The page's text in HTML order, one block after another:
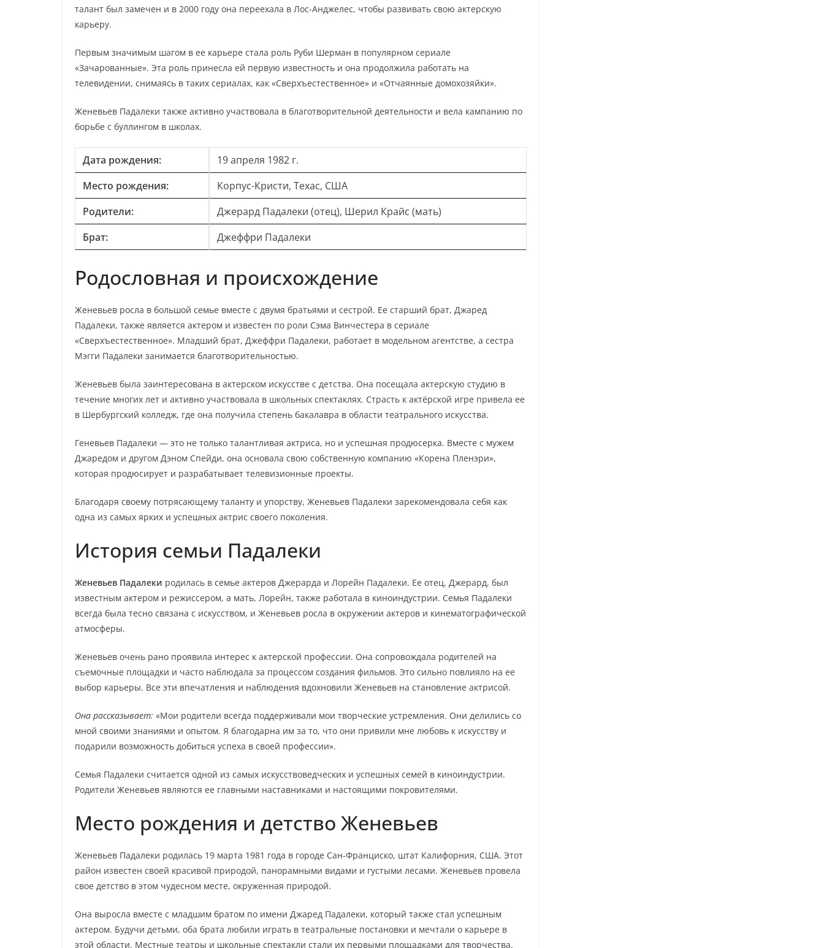
талант был замечен и в 2000 году она переехала в Лос-Анджелес, чтобы развивать свою актерскую
карьеру.
Первым значимым шагом в ее карьере стала роль Руби Шерман в популярном сериале
«Зачарованные». Эта роль принесла ей первую известность и она продолжила работать на
телевидении, снимаясь в таких сериалах, как «Сверхъестественное» и «Отчаянные домохозяйки».
Женевьев Падалеки также активно участвовала в благотворительной деятельности и вела кампанию по
борьбе с буллингом в школах.
Дата рождения:
19 апреля 1982 г.
Место рождения:
Корпус-Кристи, Техас, США
Родители:
Джерард Падалеки (отец), Шерил Крайс (мать)
Брат:
Джеффри Падалеки
Родословная и происхождение
Женевьев росла в большой семье вместе с двумя братьями и сестрой. Ее старший брат, Джаред
Падалеки, также является актером и известен по роли Сэма Винчестера в сериале
«Сверхъестественное». Младший брат, Джеффри Падалеки, работает в модельном агентстве, а сестра
Мэгги Падалеки занимается благотворительностью.
Женевьев была заинтересована в актерском искусстве с детства. Она посещала актерскую студию в
течение многих лет и активно участвовала в школьных спектаклях. Страсть к актёрской игре привела ее
в Шербургский колледж, где она получила степень бакалавра в области театрального искусства.
Геневьев Падалеки — это не только талантливая актриса, но и успешная продюсерка. Вместе с мужем
Джаредом и другом Дэном Спейди, она основала свою собственную компанию «Корена Пленэри»,
которая продюсирует и разрабатывает телевизионные проекты.
Благодаря своему потрясающему таланту и упорству, Женевьев Падалеки зарекомендовала себя как
одна из самых ярких и успешных актрис своего поколения.
История семьи Падалеки
Женевьев Падалеки родилась в семье актеров Джерарда и Лорейн Падалеки. Ее отец, Джерард, был
известным актером и режиссером, а мать, Лорейн, также работала в киноиндустрии. Семья Падалеки
всегда была тесно связана с искусством, и Женевьев росла в окружении актеров и кинематографической
атмосферы.
Женевьев очень рано проявила интерес к актерской профессии. Она сопровождала родителей на
съемочные площадки и часто наблюдала за процессом создания фильмов. Это сильно повлияло на ее
выбор карьеры. Все эти впечатления и наблюдения вдохновили Женевьев на становление актрисой.
Она рассказывает: «Мои родители всегда поддерживали мои творческие устремления. Они делились со
мной своими знаниями и опытом. Я благодарна им за то, что они привили мне любовь к искусству и
подарили возможность добиться успеха в своей профессии».
Семья Падалеки считается одной из самых искусствоведческих и успешных семей в киноиндустрии.
Родители Женевьев являются ее главными наставниками и настоящими покровителями.
Место рождения и детство Женевьев
Женевьев Падалеки родилась 19 марта 1981 года в городе Сан-Франциско, штат Калифорния, США. Этот
район известен своей красивой природой, панорамными видами и густыми лесами. Женевьев провела
свое детство в этом чудесном месте, окруженная природой.
Она выросла вместе с младшим братом по имени Джаред Падалеки, который также стал успешным
актером. Будучи детьми, оба брата любили играть в театральные постановки и мечтали о карьере в
этой области. Местные театры и школьные спектакли стали их первыми площадками для творчества.